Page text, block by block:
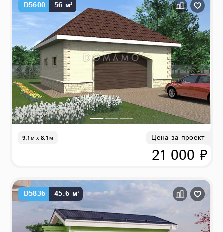
D5600 56 м²
9.1м x 8.1м Цена за проект
21 000 ₽
D5836 45.6 м²